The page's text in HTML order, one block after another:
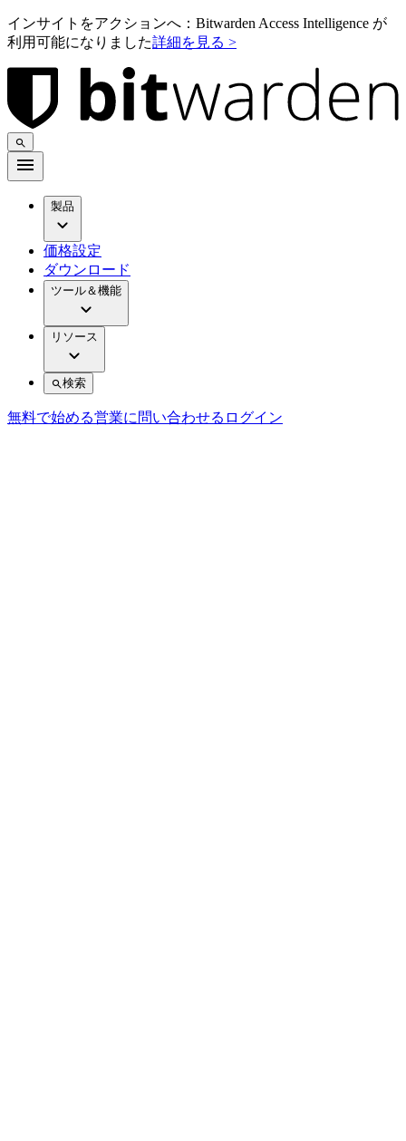
インサイトをアクションへ：Bitwarden Access Intelligence が
利用可能になりました詳細を見る >
製品
価格設定
ダウンロード
ツール＆機能
リソース
検索
無料で始める営業に問い合わせる ログイン